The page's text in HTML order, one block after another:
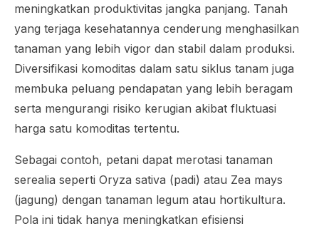
meningkatkan produktivitas jangka panjang. Tanah
yang terjaga kesehatannya cenderung menghasilkan
tanaman yang lebih vigor dan stabil dalam produksi.
Diversifikasi komoditas dalam satu siklus tanam juga
membuka peluang pendapatan yang lebih beragam
serta mengurangi risiko kerugian akibat fluktuasi
harga satu komoditas tertentu.
Sebagai contoh, petani dapat merotasi tanaman
serealia seperti Oryza sativa (padi) atau Zea mays
(jagung) dengan tanaman legum atau hortikultura.
Pola ini tidak hanya meningkatkan efisiensi